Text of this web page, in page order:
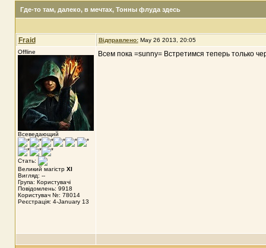
Где-то там, далеко, в мечтах, Тонны флуда здесь
Fraid Відправлено: May 26 2013, 20:05
Offline
Всеведающий
Стать:
Великий магістр XI
Вигляд: --
Група: Користувачі
Повідомлень: 9918
Користувач №: 78014
Реєстрація: 4-January 13
Всем пока =sunny= Встретимся теперь только